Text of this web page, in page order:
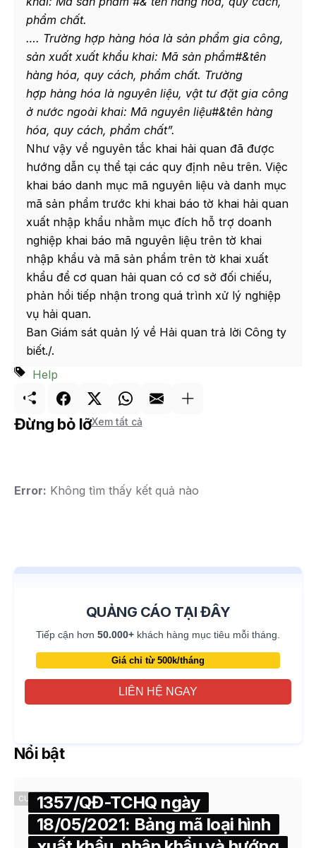
phẩm chất.
…. Trường hợp hàng hóa là sản phẩm gia công,
sản xuất xuất khẩu khai: Mã sản phẩm#&tên
hàng hóa, quy cách, phẩm chất. Trường
hợp hàng hóa là nguyên liệu, vật tư đặt gia công
ở nước ngoài khai: Mã nguyên liệu#&tên hàng
hóa, quy cách, phẩm chất”.
Như vậy về nguyên tắc khai hải quan đã được
hướng dẫn cụ thể tại các quy định nêu trên. Việc
khai báo danh mục mã nguyên liệu và danh mục
mã sản phẩm trước khi khai báo tờ khai hải quan
xuất nhập khẩu nhằm mục đích hỗ trợ doanh
nghiệp khai báo mã nguyên liệu trên tờ khai
nhập khẩu và mã sản phẩm trên tờ khai xuất
khẩu để cơ quan hải quan có cơ sở đối chiếu,
phản hồi tiếp nhận trong quá trình xử lý nghiệp
vụ hải quan.
Ban Giám sát quản lý về Hải quan trả lời Công ty
biết./.
Help
Đừng bỏ lỡXem tất cả
Error: Không tìm thấy kết quả nào
QUẢNG CÁO TẠI ĐÂY
Tiếp cận hơn 50.000+ khách hàng mục tiêu mỗi tháng.
Giá chỉ từ 500k/tháng
LIÊN HỆ NGAY
Nổi bật
CUSTOMS1357/QĐ-TCHQ ngày
18/05/2021: Bảng mã loại hình